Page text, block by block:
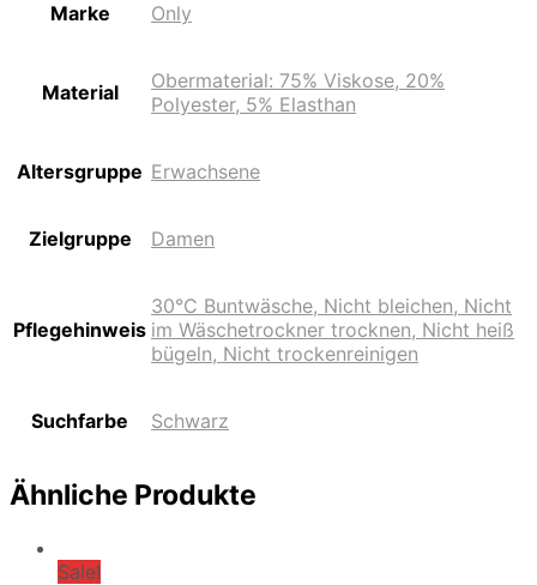
Marke Only
Material
Obermaterial: 75% Viskose, 20%
Polyester, 5% Elasthan
Altersgruppe Erwachsene
Zielgruppe Damen
Pflegehinweis
30°C Buntwäsche, Nicht bleichen, Nicht
im Wäschetrockner trocknen, Nicht heiß
bügeln, Nicht trockenreinigen
Suchfarbe Schwarz
Ähnliche Produkte
Sale!